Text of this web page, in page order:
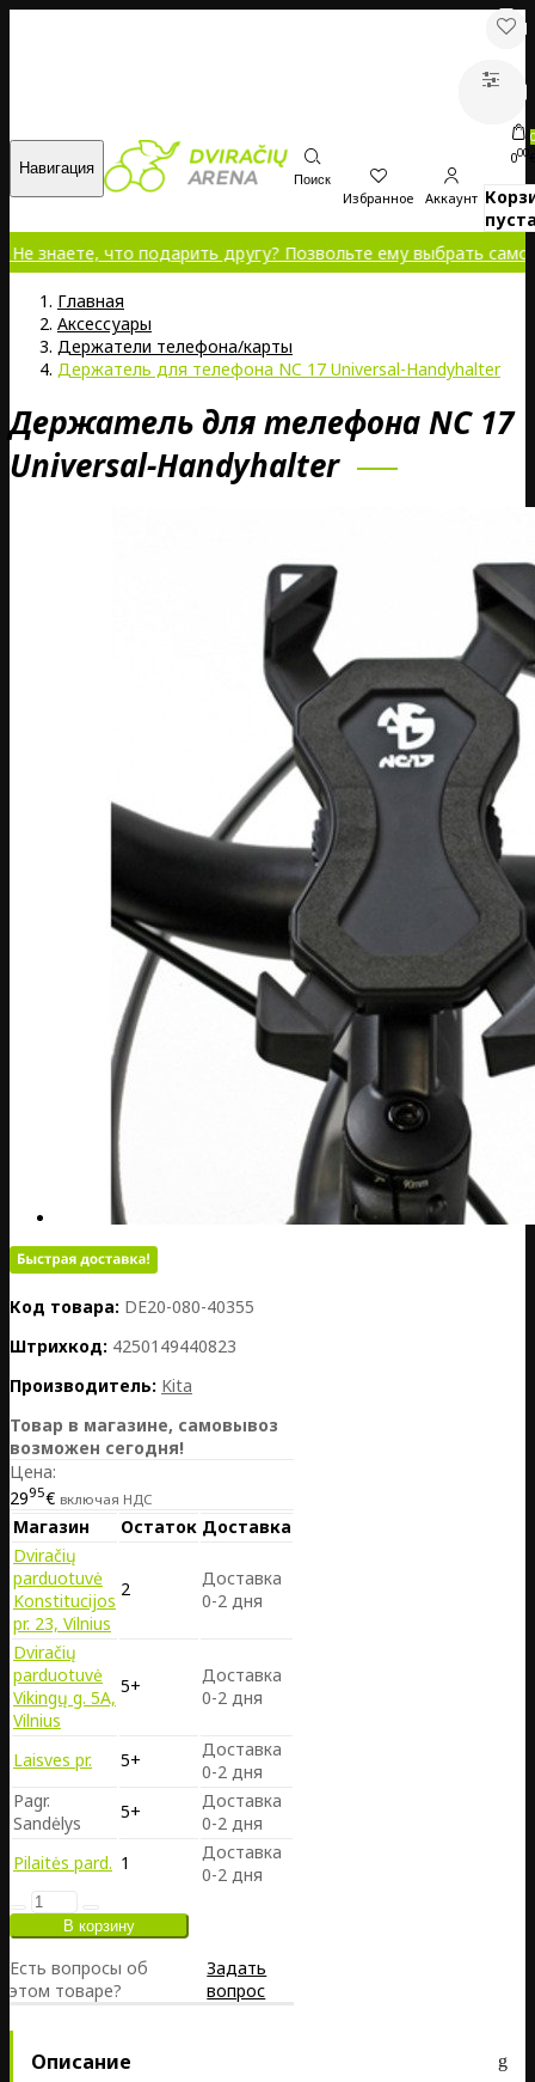
Навигация
Поиск
Избранное Аккаунт
0
000
что подарить другу? Позвольте ему выбрать самому!
Главная
Аксессуары
Держатели телефона/карты
Держатель для телефона NC 17 Universal-Handyhalter
Держатель для телефона NC 17
Universal-Handyhalter
Код товара: DE20-080-40355
Штрихкод: 4250149440823
Производитель: Kita
Товар в магазине, самовывоз
возможен сегодня!
Цена:
2995€ включая НДС
Магазин Остаток Доставка
Dviračių
parduotuvė
Konstitucijos
pr. 23, Vilnius
2
Доставка
0-2 дня
Dviračių
parduotuvė
Vikingų g. 5A,
Vilnius
5+
Доставка
0-2 дня
Laisves pr. 5+
Доставка
0-2 дня
Pagr.
Sandėlys
5+
Доставка
0-2 дня
Pilaitės pard. 1
Доставка
0-2 дня
Есть вопросы об
этом товаре?
Задать
вопрос
Описание